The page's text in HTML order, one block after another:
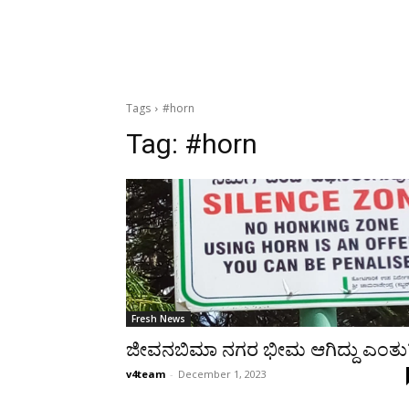
Tags #horn
Tag: #horn
Fresh News
ಜೀವನಬಿಮಾ ನಗರ ಭೀಮ ಆಗಿದ್ದು
v4team - December 1, 2023